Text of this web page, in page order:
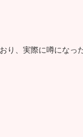
り、実際に噂になっ